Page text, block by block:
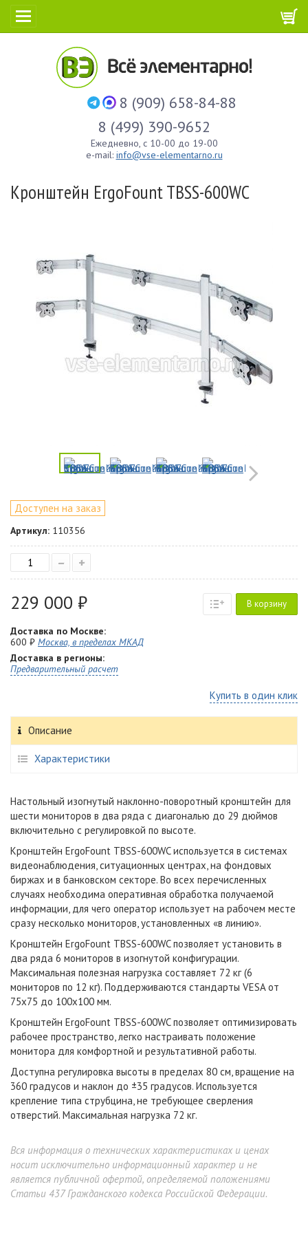
8 (909) 658-84-88
8 (499) 390-9652
Ежедневно, с 10-00 до 19-00
e-mail: info@vse-elementarno.ru
Кронштейн ErgoFount TBSS-600WC
Доступен на заказ
Артикул: 110356
– +
229 000 ₽ В корзину
Доставка по Москве:
600 ₽ Москва, в пределах МКАД
Доставка в регионы:
Предварительный расчет
Купить в один клик
Описание
Характеристики
Настольный изогнутый наклонно-поворотный кронштейн для
шести мониторов в два ряда с диагональю до 29 дюймов
включительно с регулировкой по высоте.
Кронштейн ErgoFount TBSS-600WC используется в системах
видеонаблюдения, ситуационных центрах, на фондовых
биржах и в банковском секторе. Во всех перечисленных
случаях необходима оперативная обработка получаемой
информации, для чего оператор использует на рабочем месте
сразу несколько мониторов, установленных «в линию».
Кронштейн ErgoFount TBSS-600WC позволяет установить в
два ряда 6 мониторов в изогнутой конфигурации.
Максимальная полезная нагрузка составляет 72 кг (6
мониторов по 12 кг). Поддерживаются стандарты VESA от
75х75 до 100х100 мм.
Кронштейн ErgoFount TBSS-600WC позволяет оптимизировать
рабочее пространство, легко настраивать положение
монитора для комфортной и результативной работы.
Доступна регулировка высоты в пределах 80 см, вращение на
360 градусов и наклон до ±35 градусов. Используется
крепление типа струбцина, не требующее сверления
отверстий. Максимальная нагрузка 72 кг.
Вся информация о технических характеристиках и ценах
носит исключительно информационный характер и не
является публичной офертой, определяемой положениями
Статьи 437 Гражданского кодекса Российской Федерации.